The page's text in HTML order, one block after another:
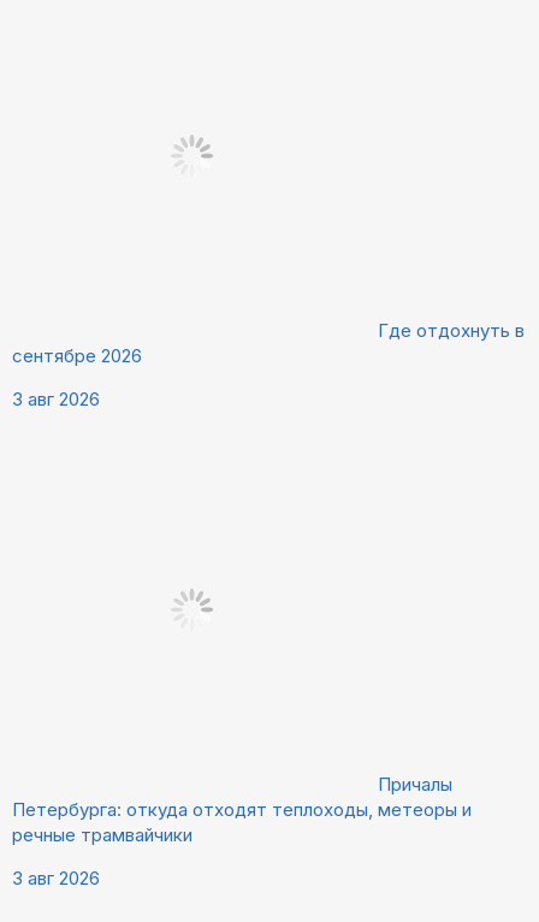
Где отдохнуть в
сентябре 2026
3 авг 2026
Причалы
Петербурга: откуда отходят теплоходы, метеоры и
речные трамвайчики
3 авг 2026